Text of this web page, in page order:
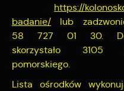
https://
badanie/ lub
58 727 01 30.
skorzystało
pomorskiego.
Lista ośrodków